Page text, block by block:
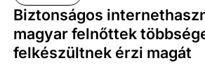
Biztonságos
magyar felnőttek
felkészültnek érzi magát